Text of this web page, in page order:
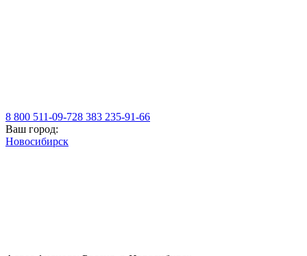
8 800 511-09-728 383 235-91-66
Ваш город:
Новосибирск